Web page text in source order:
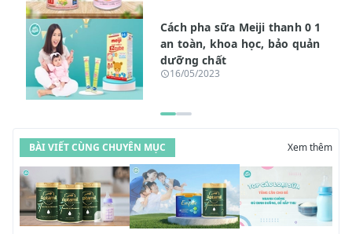
Cách pha sữa Meiji thanh 0 1
an toàn, khoa học, bảo quản
dưỡng chất
16/05/2023
BÀI VIẾT CÙNG CHUYÊN MỤC Xem thêm